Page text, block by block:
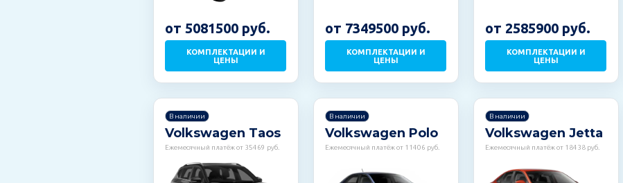
от 5081500 руб.
КОМПЛЕКТАЦИИ И
ЦЕНЫ
от 7349500 руб.
КОМПЛЕКТАЦИИ И
ЦЕНЫ
от 2585900 руб.
КОМПЛЕКТАЦИИ И
ЦЕНЫ
В наличии
Volkswagen Taos
Ежемесячный платёж от 35469 руб.
В наличии
Volkswagen Polo
Ежемесячный платёж от 11406 руб.
В наличии
Volkswagen Jetta
Ежемесячный платёж от 18438 руб.